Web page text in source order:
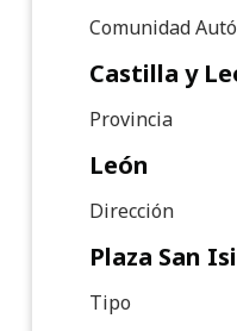
Comunidad
Castilla y
Provincia
León
Dirección
Plaza San
Tipo